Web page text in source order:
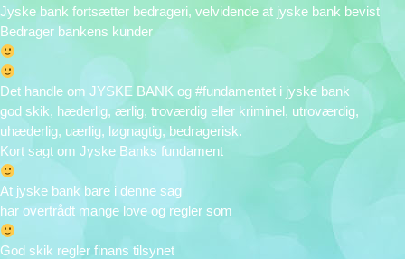
Jyske bank fortsætter bedrageri, velvidende at jyske bank bevist
Bedrager bankens kunder
Det handle om JYSKE BANK og #fundamentet i jyske bank
god skik, hæderlig, ærlig, troværdig eller kriminel, utroværdig,
uhæderlig, uærlig, løgnagtig, bedragerisk.
Kort sagt om Jyske Banks fundament
At jyske bank bare i denne sag
har overtrådt mange love og regler som
God skik regler finans tilsynet